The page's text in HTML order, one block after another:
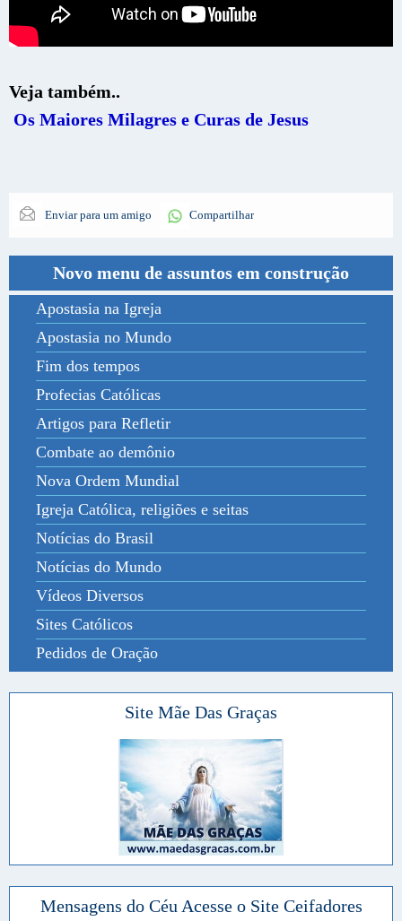
Veja também..
Os Maiores Milagres e Curas de Jesus
Enviar para um amigo Compartilhar
Novo menu de assuntos em construção
Apostasia na Igreja
Apostasia no Mundo
Fim dos tempos
Profecias Católicas
Artigos para Refletir
Combate ao demônio
Nova Ordem Mundial
Igreja Católica, religiões e seitas
Notícias do Brasil
Notícias do Mundo
Vídeos Diversos
Sites Católicos
Pedidos de Oração
Site Mãe Das Graças
Mensagens do Céu Acesse o Site Ceifadores